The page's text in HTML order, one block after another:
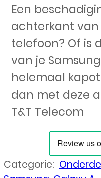
Een
achterkant van
telefoon? Of is
van je
helemaal
dan met deze
T&T Telecom
Categorie: